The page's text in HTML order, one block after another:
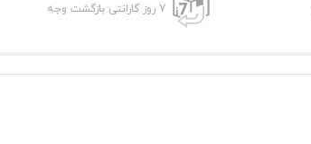
7 روز گارانتی بازگشت وجه